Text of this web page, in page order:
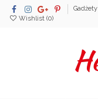
Gadżety
Wishlist (0)